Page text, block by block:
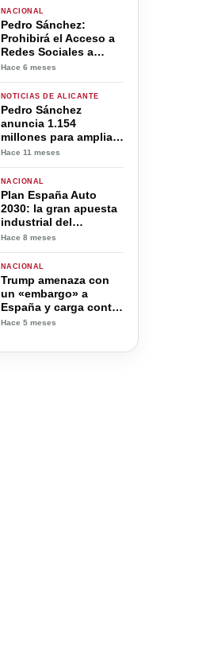
plataformas a “rendir
cuentas”
NACIONAL
Pedro Sánchez:
Prohibirá el Acceso a
Redes Sociales a
Menores de 16 Años
Hace 6 meses
NOTICIAS DE ALICANTE
Pedro Sánchez
anuncia 1.154
millones para ampliar
el aeropuerto de
sin la esperada
segunda pista
Hace 11 meses
NACIONAL
Plan España Auto
2030: la gran apuesta
industrial del
Gobierno para liderar
Hace 8 meses
NACIONAL
Trump amenaza con
un «embargo» a
España y carga contra
Pedro Sánchez
Hace 5 meses